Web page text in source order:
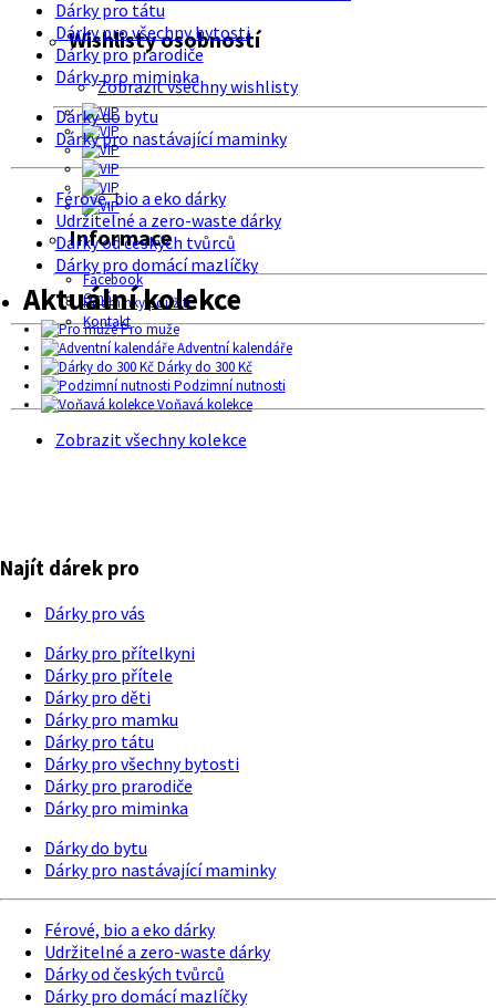
Wishlisty osobností
Zobrazit všechny wishlisty
Informace
Facebook
O nás
Podmínky použití
Kontakt
Dárky pro tátu
Dárky pro všechny bytosti
Dárky pro prarodiče
Dárky pro miminka
Dárky do bytu
Dárky pro nastávající maminky
Férové, bio a eko dárky
Udržitelné a zero-waste dárky
Dárky od českých tvůrců
Dárky pro domácí mazlíčky
Aktuální kolekce
Pro muže
Adventní kalendáře
Dárky do 300 Kč
Podzimní nutnosti
Voňavá kolekce
Zobrazit všechny kolekce
Najít dárek pro
Dárky pro vás
Dárky pro přítelkyni
Dárky pro přítele
Dárky pro děti
Dárky pro mamku
Dárky pro tátu
Dárky pro všechny bytosti
Dárky pro prarodiče
Dárky pro miminka
Dárky do bytu
Dárky pro nastávající maminky
Férové, bio a eko dárky
Udržitelné a zero-waste dárky
Dárky od českých tvůrců
Dárky pro domácí mazlíčky